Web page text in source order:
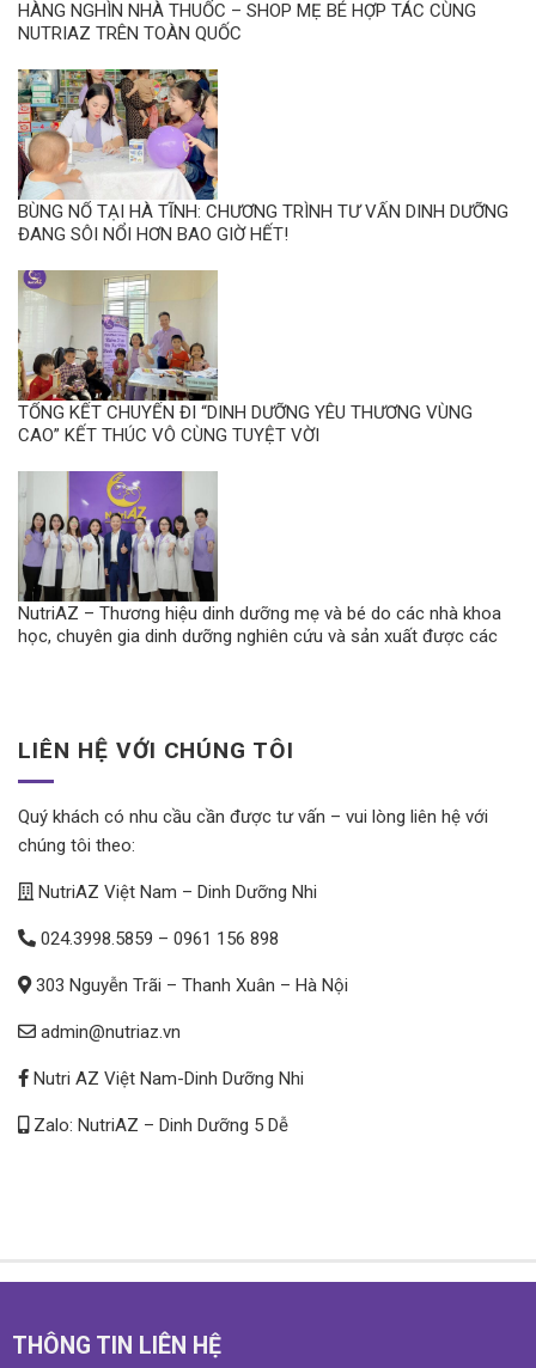
HÀNG NGHÌN NHÀ THUỐC – SHOP MẸ BÉ HỢP TÁC CÙNG
NUTRIAZ TRÊN TOÀN QUỐC
BÙNG NỔ TẠI HÀ TĨNH: CHƯƠNG TRÌNH TƯ VẤN DINH DƯỠNG
ĐANG SÔI NỔI HƠN BAO GIỜ HẾT!
TỔNG KẾT CHUYẾN ĐI “DINH DƯỠNG YÊU THƯƠNG VÙNG
CAO” KẾT THÚC VÔ CÙNG TUYỆT VỜI
NutriAZ – Thương hiệu dinh dưỡng mẹ và bé do các nhà khoa
học, chuyên gia dinh dưỡng nghiên cứu và sản xuất được các
LIÊN HỆ VỚI CHÚNG TÔI
Quý khách có nhu cầu cần được tư vấn – vui lòng liên hệ với
chúng tôi theo:
NutriAZ Việt Nam – Dinh Dưỡng Nhi
024.3998.5859 – 0961 156 898
303 Nguyễn Trãi – Thanh Xuân – Hà Nội
admin@nutriaz.vn
Nutri AZ Việt Nam-Dinh Dưỡng Nhi
Zalo: NutriAZ – Dinh Dưỡng 5 Dễ
THÔNG TIN LIÊN HỆ